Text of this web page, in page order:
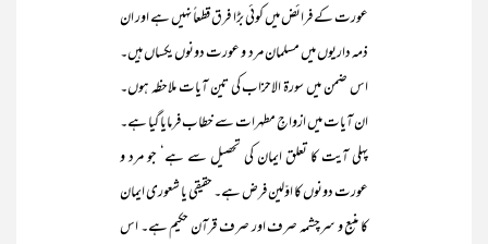
عورت کے فرائض میں کوئی بڑا فرق قطعاً نہیں ہے اور ان
ذمہ داریوں میں مسلمان مرد و عورت دونوں یکساں ہیں۔
اس ضمن میں سورۃ الاحزاب کی تین آیات ملاحظہ ہوں۔
ان آیات میں ازواجِ مطہرات سے خطاب فرمایا گیا ہے۔
پہلی آیت کا تعلق ایمان کی تحصیل سے ہے‘ جو مرد و
عورت دونوں کا اوّلین فرض ہے۔ حقیقی یا شعوری ایمان
کا منبع و سرچشمہ صرف اور صرف قرآن حکیم ہے۔ اس